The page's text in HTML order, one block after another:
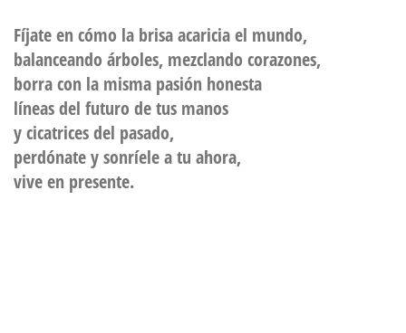
Fíjate en cómo la brisa acaricia el mundo,
balanceando árboles, mezclando corazones,
borra con la misma pasión honesta
líneas del futuro de tus manos
y cicatrices del pasado,
perdónate y sonríele a tu ahora,
vive en presente.